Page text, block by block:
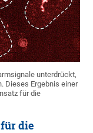
unterdrückt,
Dieses Ergebnis einer
für die
die